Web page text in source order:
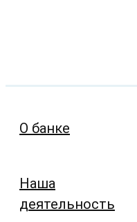
О банке
Наша
деятельность